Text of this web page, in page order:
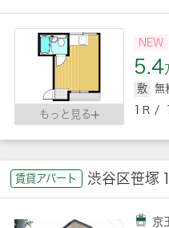
もっと見る
NEW
5.4
敷 無
1Ｒ /
賃貸アパート 渋谷区笹塚
京